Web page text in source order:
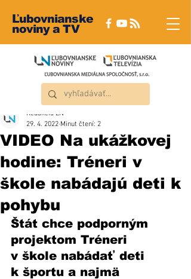
Ľubovnianske
noviny a TV
VIDEO Na ukážkovej
hodine: Tréneri v
škole nabádajú deti k
pohybu
Redakcia ĽN
29. 4. 2022 Minut čtení: 2
Štát chce podporným
projektom Tréneri
v škole nabádať deti
k športu a najmä